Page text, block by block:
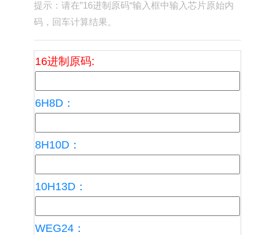
提示：请在”16进制原码“输入框中输入芯片原始内
码，回车计算结果。
16进制原码:
6H8D：
8H10D：
10H13D：
WEG24：